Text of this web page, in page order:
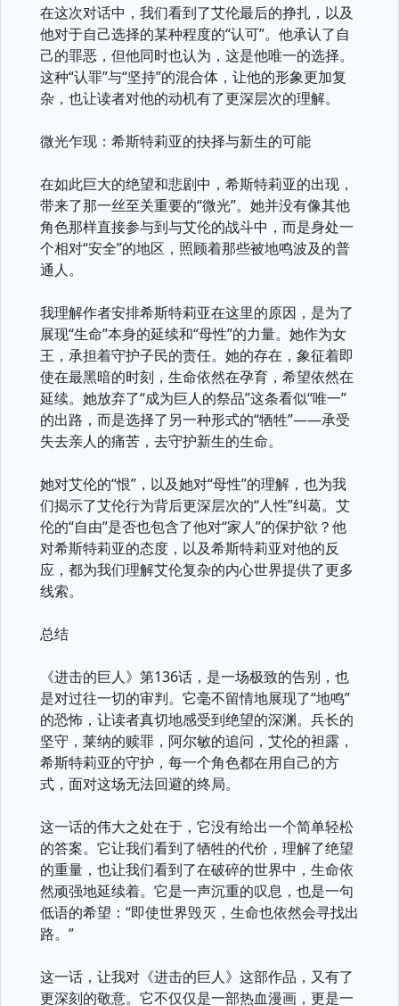
在这次对话中，我们看到了艾伦最后的挣扎，以及
他对于自己选择的某种程度的“认可”。他承认了自
己的罪恶，但他同时也认为，这是他唯一的选择。
这种“认罪”与“坚持”的混合体，让他的形象更加复
杂，也让读者对他的动机有了更深层次的理解。
微光乍现：希斯特莉亚的抉择与新生的可能
在如此巨大的绝望和悲剧中，希斯特莉亚的出现，
带来了那一丝至关重要的“微光”。她并没有像其他
角色那样直接参与到与艾伦的战斗中，而是身处一
个相对“安全”的地区，照顾着那些被地鸣波及的普
通人。
我理解作者安排希斯特莉亚在这里的原因，是为了
展现“生命”本身的延续和“母性”的力量。她作为女
王，承担着守护子民的责任。她的存在，象征着即
使在最黑暗的时刻，生命依然在孕育，希望依然在
延续。她放弃了“成为巨人的祭品”这条看似“唯一”
的出路，而是选择了另一种形式的“牺牲”——承受
失去亲人的痛苦，去守护新生的生命。
她对艾伦的“恨”，以及她对“母性”的理解，也为我
们揭示了艾伦行为背后更深层次的“人性”纠葛。艾
伦的“自由”是否也包含了他对“家人”的保护欲？他
对希斯特莉亚的态度，以及希斯特莉亚对他的反
应，都为我们理解艾伦复杂的内心世界提供了更多
线索。
总结
《进击的巨人》第136话，是一场极致的告别，也
是对过往一切的审判。它毫不留情地展现了“地鸣”
的恐怖，让读者真切地感受到绝望的深渊。兵长的
坚守，莱纳的赎罪，阿尔敏的追问，艾伦的袒露，
希斯特莉亚的守护，每一个角色都在用自己的方
式，面对这场无法回避的终局。
这一话的伟大之处在于，它没有给出一个简单轻松
的答案。它让我们看到了牺牲的代价，理解了绝望
的重量，也让我们看到了在破碎的世界中，生命依
然顽强地延续着。它是一声沉重的叹息，也是一句
低语的希望：“即使世界毁灭，生命也依然会寻找出
路。”
这一话，让我对《进击的巨人》这部作品，又有了
更深刻的敬意。它不仅仅是一部热血漫画，更是一